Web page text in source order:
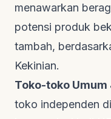
menawarkan
potensi produk
tambah,
Kekinian.
Toko-toko Umum
toko independen